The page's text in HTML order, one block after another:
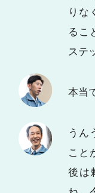
りな
るこ
ステ
本当
うん
こと
後は